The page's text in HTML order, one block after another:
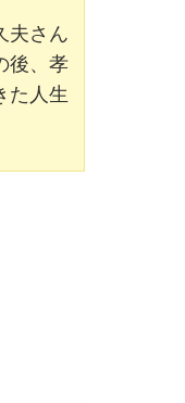
夫さん
後、孝
た人生